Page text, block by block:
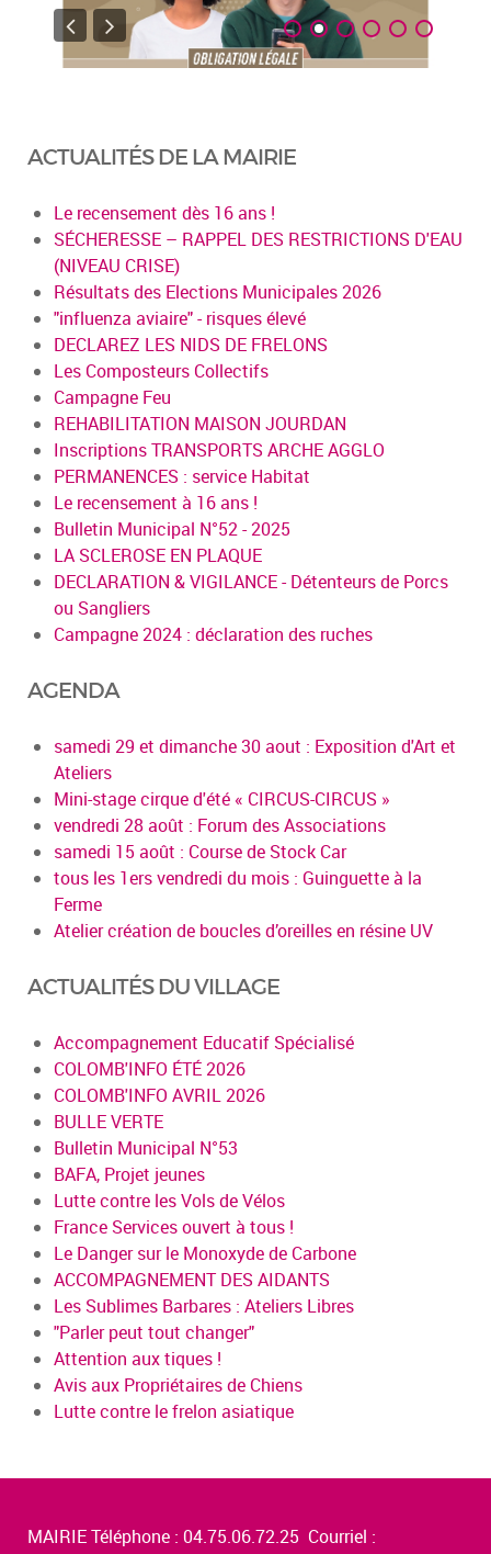
ACTUALITÉS DE LA MAIRIE
Le recensement dès 16 ans !
SÉCHERESSE – RAPPEL DES RESTRICTIONS D'EAU
(NIVEAU CRISE)
Résultats des Elections Municipales 2026
"influenza aviaire" - risques élevé
DECLAREZ LES NIDS DE FRELONS
Les Composteurs Collectifs
Campagne Feu
REHABILITATION MAISON JOURDAN
Inscriptions TRANSPORTS ARCHE AGGLO
PERMANENCES : service Habitat
Le recensement à 16 ans !
Bulletin Municipal N°52 - 2025
LA SCLEROSE EN PLAQUE
DECLARATION & VIGILANCE - Détenteurs de Porcs
ou Sangliers
Campagne 2024 : déclaration des ruches
AGENDA
samedi 29 et dimanche 30 aout : Exposition d'Art et
Ateliers
Mini-stage cirque d'été « CIRCUS-CIRCUS »
vendredi 28 août : Forum des Associations
samedi 15 août : Course de Stock Car
tous les 1ers vendredi du mois : Guinguette à la
Ferme
Atelier création de boucles d’oreilles en résine UV
ACTUALITÉS DU VILLAGE
Accompagnement Educatif Spécialisé
COLOMB'INFO ÉTÉ 2026
COLOMB'INFO AVRIL 2026
BULLE VERTE
Bulletin Municipal N°53
BAFA, Projet jeunes
Lutte contre les Vols de Vélos
France Services ouvert à tous !
Le Danger sur le Monoxyde de Carbone
ACCOMPAGNEMENT DES AIDANTS
Les Sublimes Barbares : Ateliers Libres
"Parler peut tout changer"
Attention aux tiques !
Avis aux Propriétaires de Chiens
Lutte contre le frelon asiatique
MAIRIE Téléphone : 04.75.06.72.25 Courriel :